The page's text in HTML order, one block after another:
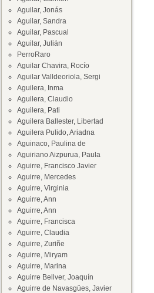
Aguilar, Jonás
Aguilar, Sandra
Aguilar, Pascual
Aguilar, Julián
PerroRaro
Aguilar Chavira, Rocío
Aguilar Valldeoriola, Sergi
Aguilera, Inma
Aguilera, Claudio
Aguilera, Pati
Aguilera Ballester, Libertad
Aguilera Pulido, Ariadna
Aguinaco, Paulina de
Aguiriano Aizpurua, Paula
Aguirre, Francisco Javier
Aguirre, Mercedes
Aguirre, Virginia
Aguirre, Ann
Aguirre, Ann
Aguirre, Francisca
Aguirre, Claudia
Aguirre, Zuriñe
Aguirre, Miryam
Aguirre, Marina
Aguirre Bellver, Joaquín
Aguirre de Navasgües, Javier